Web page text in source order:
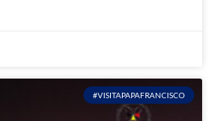
#VISITAPAPAFRANCISCO